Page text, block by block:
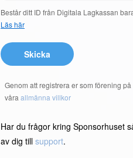
Består ditt ID från Digitala Lagkassan
Läs här
Skicka
Genom att registrera er som förening
våra allmänna villkor
Har du frågor kring Sponsorhuset
av dig till support.